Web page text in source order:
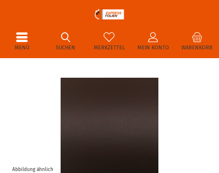
MENÜ WARENKORB
MERKZETTEL MEIN KONTO
SUCHEN
Abbildung ähnlich